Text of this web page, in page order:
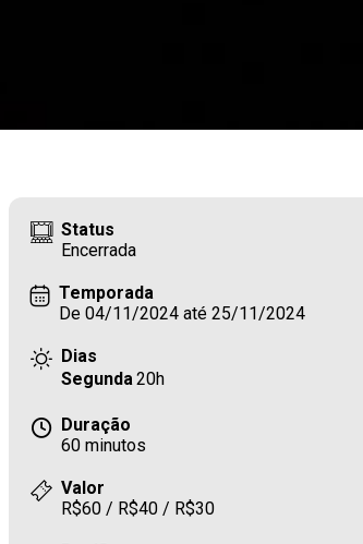
Status
Encerrada
Temporada
De 04/11/2024 até 25/11/2024
Dias
Segunda 20h
Duração
60 minutos
Valor
R$60 / R$40 / R$30